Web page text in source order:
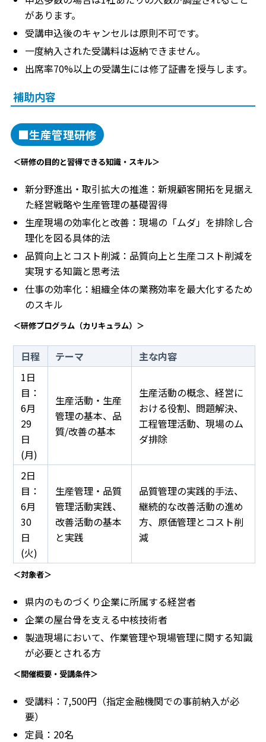
があります。
受講申込後のキャンセルは原則不可です。
一度納入された受講料は返納できません。
出席率70%以上の受講生には修了証書を授与します。
補助内容
■生産管理研修
＜研修の目的と習得できる知識・スキル＞
新分野進出・取引拡大の推進：新規顧客開拓を見据え
た経営戦略や生産管理の基礎習得
生産現場の効率化と改善：現場の「ムダ」を排除し合
理化を図る具体的法
品質向上とコスト削減：品質向上と生産コスト削減を
実現する知識と思考法
仕事の効率化：組織全体の業務効率を最大化するため
のスキル
＜研修プログラム（カリキュラム）＞
日程 テーマ
主な内容
1日
目：
6月
29
日
(月)
生産活動・生産
管理の基本、品
質/改善の基本
生産活動の概念、経営に
おける役割、問題解決、
工程管理活動、現場のム
ダ排除
2日
目：
6月
30
日
(火)
生産管理・品質
管理活動実践、
改善活動の基本
と実践
品質管理の実践的手法、
継続的な改善活動の進め
方、原価管理とコスト削
減
＜対象者＞
県内のものづくり企業に所属する経営者
企業の屋台骨を支える中核技術者
製造現場において、作業管理や現場管理に関する知識
が必要とされる方
＜開催概要・受講条件＞
受講料：7,500円（指定金融機関での事前納入が必
要）
定員：20名